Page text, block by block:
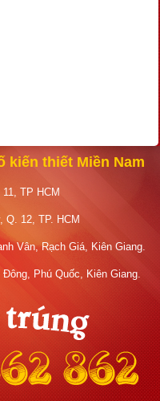
kiến thiết Miền Nam
TP HCM
Q. 12, TP. HCM
Vân, Rạch Giá, Kiên Giang.
Phú Quốc, Kiên Giang.